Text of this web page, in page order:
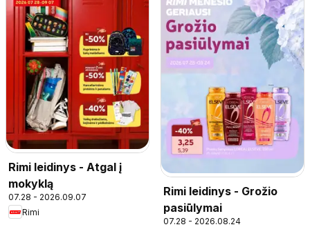
Rimi leidinys - Atgal į
mokyklą
07.28 - 2026.09.07
Rimi
Rimi leidinys - Grožio
pasiūlymai
07.28 - 2026.08.24